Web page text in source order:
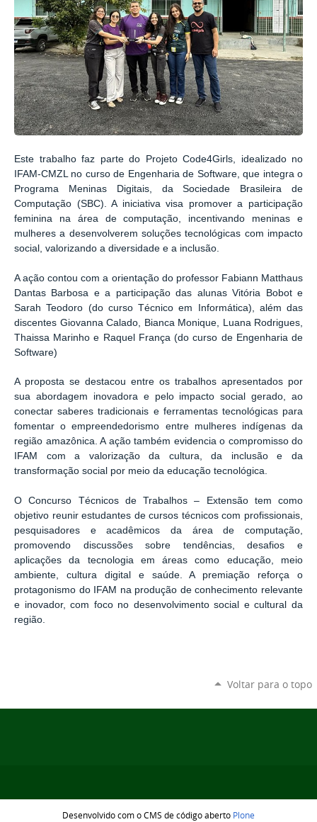
Este trabalho faz parte do Projeto Code4Girls, idealizado no
IFAM-CMZL no curso de Engenharia de Software, que integra o
Programa Meninas Digitais, da Sociedade Brasileira de
Computação (SBC). A iniciativa visa promover a participação
feminina na área de computação, incentivando meninas e
mulheres a desenvolverem soluções tecnológicas com impacto
social, valorizando a diversidade e a inclusão.
A ação contou com a orientação do professor Fabiann Matthaus
Dantas Barbosa e a participação das alunas Vitória Bobot e
Sarah Teodoro (do curso Técnico em Informática), além das
discentes Giovanna Calado, Bianca Monique, Luana Rodrigues,
Thaissa Marinho e Raquel França (do curso de Engenharia de
Software)
A proposta se destacou entre os trabalhos apresentados por
sua abordagem inovadora e pelo impacto social gerado, ao
conectar saberes tradicionais e ferramentas tecnológicas para
fomentar o empreendedorismo entre mulheres indígenas da
região amazônica. A ação também evidencia o compromisso do
IFAM com a valorização da cultura, da inclusão e da
transformação social por meio da educação tecnológica.
O Concurso Técnicos de Trabalhos – Extensão tem como
objetivo reunir estudantes de cursos técnicos com profissionais,
pesquisadores e acadêmicos da área de computação,
promovendo discussões sobre tendências, desafios e
aplicações da tecnologia em áreas como educação, meio
ambiente, cultura digital e saúde. A premiação reforça o
protagonismo do IFAM na produção de conhecimento relevante
e inovador, com foco no desenvolvimento social e cultural da
região.
Voltar para o topo
Desenvolvido com o CMS de código aberto Plone